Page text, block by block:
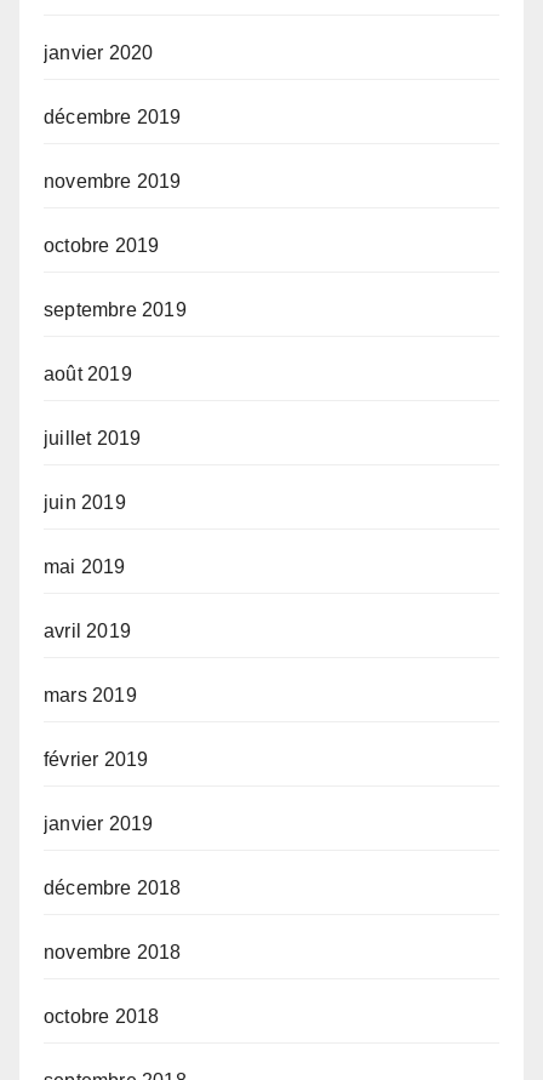
janvier 2020
décembre 2019
novembre 2019
octobre 2019
septembre 2019
août 2019
juillet 2019
juin 2019
mai 2019
avril 2019
mars 2019
février 2019
janvier 2019
décembre 2018
novembre 2018
octobre 2018